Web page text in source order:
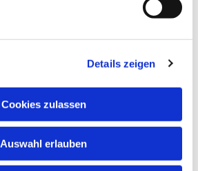
Details zeigen
Cookies zulassen
Auswahl erlauben